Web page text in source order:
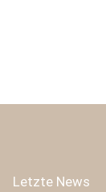
Letzte News